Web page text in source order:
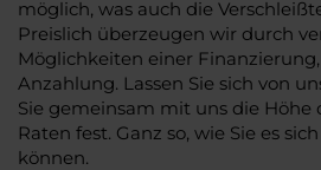
möglich, was auch die
Preislich überzeugen wir durch
Möglichkeiten einer
Anzahlung. Lassen Sie sich von
Sie gemeinsam mit uns die Höhe
Raten fest. Ganz so, wie Sie es
können.